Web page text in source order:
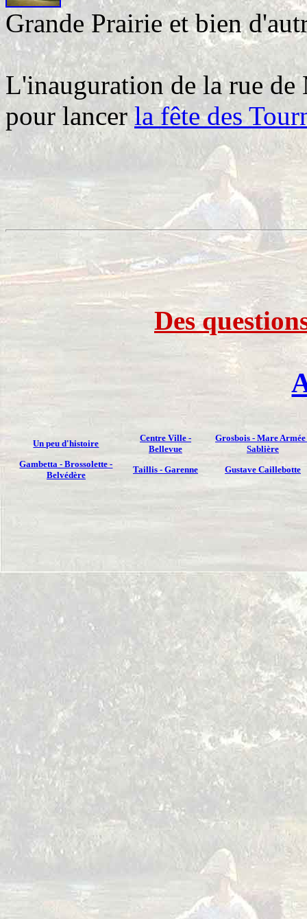
Grande Prairie et bien
L'inauguration de la rue
pour lancerla fête des
Des
Un peu d'histoire
Centre Ville -
Bellevue
Grosbois - Mare Armée
Sablière
Gambetta - Brossolette -
Belvédère
Taillis - Garenne Gustave Caillebotte